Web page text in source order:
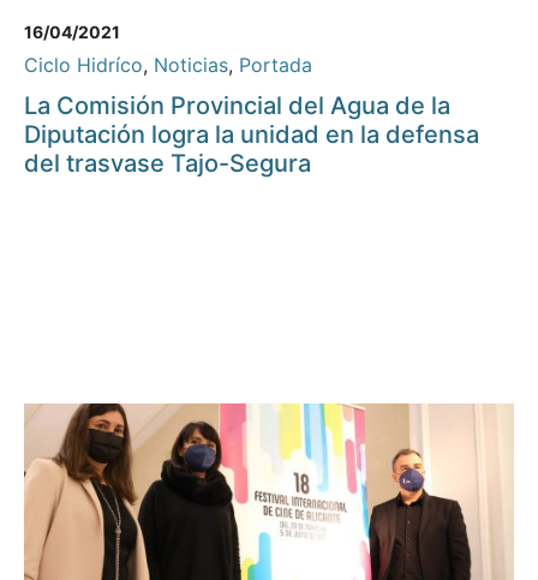
16/04/2021
Ciclo Hidríco, Noticias, Portada
La Comisión Provincial del Agua de la
Diputación logra la unidad en la defensa
del trasvase Tajo-Segura